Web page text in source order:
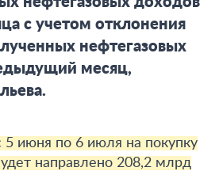
с учетом отклонения
нефтегазовых
месяц,
5 июня по 6 июля на покупку
направлено 208,2 млрд